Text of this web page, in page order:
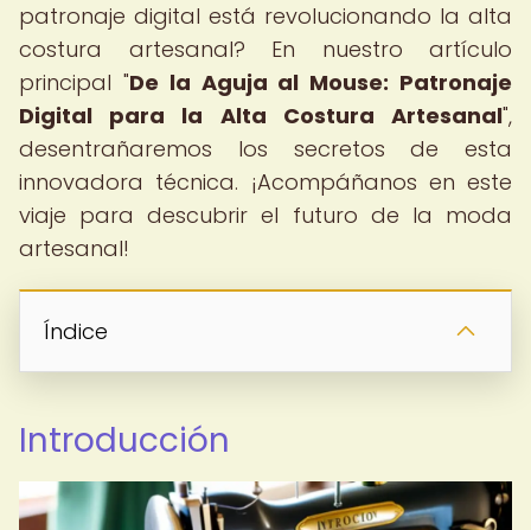
patronaje digital está revolucionando la alta
costura artesanal? En nuestro artículo
principal "De la Aguja al Mouse: Patronaje
Digital para la Alta Costura Artesanal",
desentrañaremos los secretos de esta
innovadora técnica. ¡Acompáñanos en este
viaje para descubrir el futuro de la moda
artesanal!
Índice
Introducción